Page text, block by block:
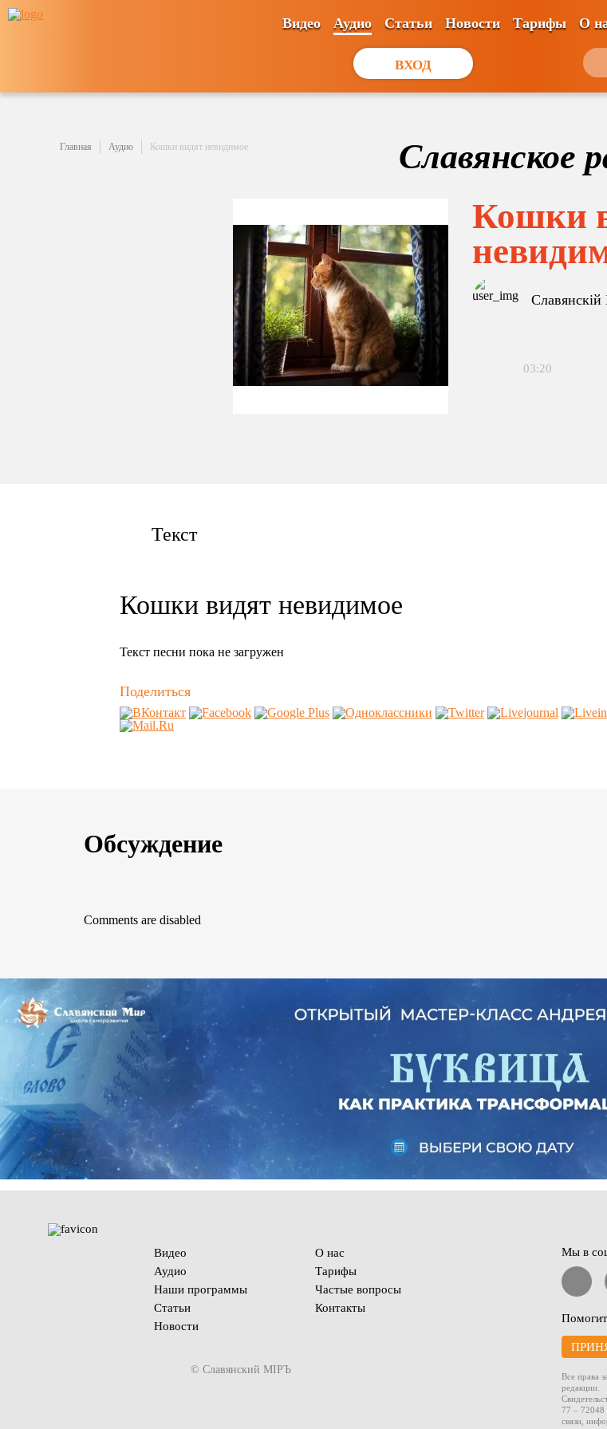
ВХОД
Видео Аудио Статьи Новости Тарифы О
Главная Аудио Кошки видят невидимое Славянское
Кошки
03:20
Текст
Кошки видят невидимое
Текст песни пока не загружен
Поделиться
Обсуждение
Comments are disabled
Видео
Аудио
Наши программы
Статьи
Новости
О нас
Тарифы
Частые вопросы
Контакты
© Славянский МIРЪ
Мы в
Все права
редакции.
77 – 72048
связи,